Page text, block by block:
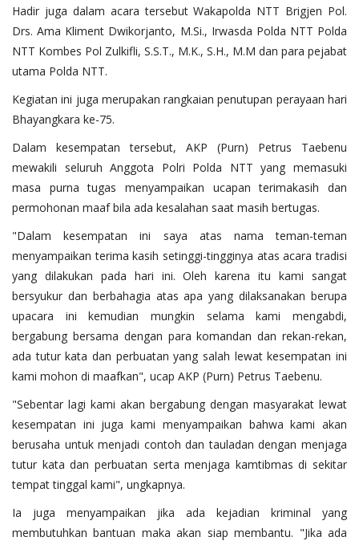
Hadir juga dalam acara tersebut Wakapolda NTT Brigjen Pol.
Drs. Ama Kliment Dwikorjanto, M.Si., Irwasda Polda NTT Polda
NTT Kombes Pol Zulkifli, S.S.T., M.K., S.H., M.M dan para pejabat
utama Polda NTT.
Kegiatan ini juga merupakan rangkaian penutupan perayaan hari
Bhayangkara ke-75.
Dalam kesempatan tersebut, AKP (Purn) Petrus Taebenu
mewakili seluruh Anggota Polri Polda NTT yang memasuki
masa purna tugas menyampaikan ucapan terimakasih dan
permohonan maaf bila ada kesalahan saat masih bertugas.
"Dalam kesempatan ini saya atas nama teman-teman
menyampaikan terima kasih setinggi-tingginya atas acara tradisi
yang dilakukan pada hari ini. Oleh karena itu kami sangat
bersyukur dan berbahagia atas apa yang dilaksanakan berupa
upacara ini kemudian mungkin selama kami mengabdi,
bergabung bersama dengan para komandan dan rekan-rekan,
ada tutur kata dan perbuatan yang salah lewat kesempatan ini
kami mohon di maafkan", ucap AKP (Purn) Petrus Taebenu.
"Sebentar lagi kami akan bergabung dengan masyarakat lewat
kesempatan ini juga kami menyampaikan bahwa kami akan
berusaha untuk menjadi contoh dan tauladan dengan menjaga
tutur kata dan perbuatan serta menjaga kamtibmas di sekitar
tempat tinggal kami", ungkapnya.
Ia juga menyampaikan jika ada kejadian kriminal yang
membutuhkan bantuan maka akan siap membantu. "Jika ada